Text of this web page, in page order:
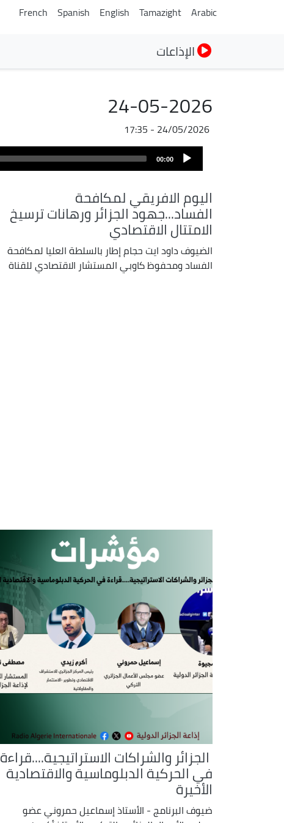
Arabic
Tamazight
English
Spanish
French
الإذاعات
24-05-2026
24/05/2026 - 17:35
ملف
الصوت
Audio
Player
00:00
اليوم الافريقي لمكافحة
الفساد...جهود الجزائر ورهانات ترسيخ
الامتتال الاقتصادي
الضيوف داود ايت حجام إطار بالسلطة العليا لمكافحة
الفساد ومحفوظ كاوبي المستشار الاقتصادي للقناة
الجزائر والشراكات الاستراتيجية....قراءة
في الحركية الدبلوماسية والاقتصادية
الأخيرة
ضيوف البرنامج - الأستاذ إسماعيل حمروني عضو